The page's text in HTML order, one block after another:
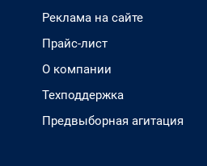
Реклама на сайте
Прайс-лист
О компании
Техподдержка
Предвыборная агитация